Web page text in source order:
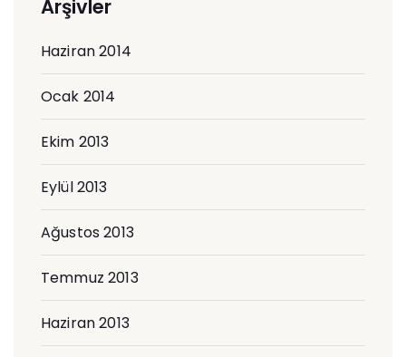
Arşivler
Haziran 2014
Ocak 2014
Ekim 2013
Eylül 2013
Ağustos 2013
Temmuz 2013
Haziran 2013